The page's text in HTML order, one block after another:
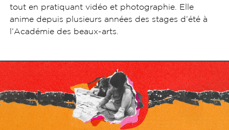
tout en pratiquant vidéo et photographie. Elle
anime depuis plusieurs années des stages d’été à
l’Académie des beaux-arts.